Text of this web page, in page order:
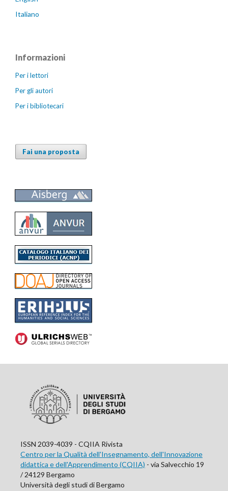
Italiano
Informazioni
Per i lettori
Per gli autori
Per i bibliotecari
Fai una proposta
ISSN 2039-4039 - CQIIA Rivista
Centro per la Qualità dell'Insegnamento, dell'Innovazione
didattica e dell'Apprendimento (CQIIA) - via Salvecchio 19
/ 24129 Bergamo
Università degli studi di Bergamo